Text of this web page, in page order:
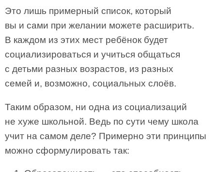
Это лишь примерный список, который
вы и сами при желании можете расширить.
В каждом из этих мест ребёнок будет
социализироваться и учиться общаться
с детьми разных возрастов, из разных
семей и, возможно, социальных слоёв.
Таким образом, ни одна из социализаций
не хуже школьной. Ведь по сути чему школа
учит на самом деле? Примерно эти принципы
можно сформулировать так: